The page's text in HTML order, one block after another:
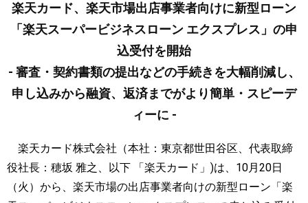
楽天カード、楽天市場出店事業者向けに新型ローン
「楽天スーパービジネスローン エクスプレス」の申
込受付を開始
- 審査・契約書類の提出などの手続きを大幅削減し、
申し込みから融資、返済までがより簡単・スピーデ
ィーに -
楽天カード株式会社（本社：東京都世田谷区、代表取締
役社長：穂坂 雅之、以下 「楽天カード」)は、10月20日
（火）から、楽天市場の出店事業者向けの新型ローン「楽